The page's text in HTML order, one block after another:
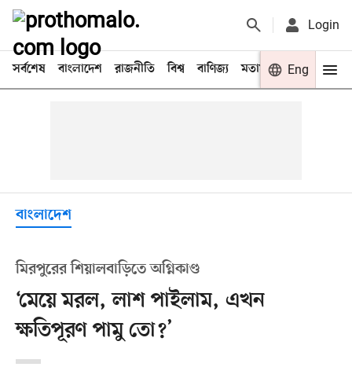
Login
সর্বশেষ বাংলাদেশ রাজনীতি বিশ্ব বাণিজ্য মতামত খেলা
Eng
বাংলাদেশ
মিরপুরের শিয়ালবাড়িতে অগ্নিকাণ্ড
‘মেয়ে মরল, লাশ পাইলাম, এখন
ক্ষতিপূরণ পামু তো?’